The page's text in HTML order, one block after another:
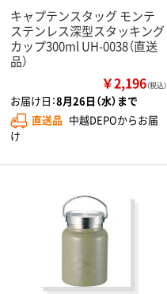
キャプテンスタッグ モンテ
ステンレス深型スタッキング
カップ300ml UH-0038（直送
品）
￥2,196（税込）
お届け日：8月26日（水）まで
直送品 中越DEPOからお届
け